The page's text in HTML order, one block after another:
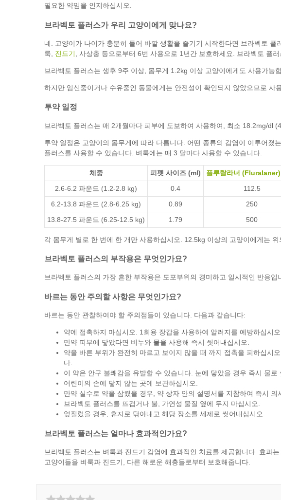
필요한 약임을 인지하십시오.
브라벡토 플러스가 우리 고양이에게 맞나요?
네. 고양이가 나이가 충분히 들어 바깥 생활을 즐기기 시작한다면 브라벡토
룩, 진드기 , 사상충 등으로부터 6번 사용으로 1년간 보호하세요. 브라벡토 플
브라벡토 플러스는 생후 9주 이상, 몸무게 1.2kg 이상 고양이에게도 사용가능
하지만 임신중이거나 수유중인 동물에게는 안전성이 확인되지 않았으므로 사
투약 일정
브라벡토 플러스는 매 2개월마다 피부에 도보하여 사용하여, 최소 18.2mg/
투약 일정은 고양이의 몸무게에 따라 다릅니다. 어떤 종류의 감염이 이루어
플러스를 사용할 수 있습니다. 벼룩에는 매 3 달마다 사용할 수 있습니다.
체중 피펫 사이즈 (ml) 플루랄라너 (Fluralaner)
2.6-6.2 파운드 (1.2-2.8 kg)
0.4 112.5
6.2-13.8 파운드 (2.8-6.25 kg)
0.89 250
13.8-27.5 파운드 (6.25-12.5 kg)
1.79 500
각 몸무게 별로 한 번에 한 개만 사용하십시오. 12.5kg 이상의 고양이에게는
브라벡토 플러스의 부작용은 무엇인가요?
브라벡토 플러스의 가장 흔한 부작용은 도포부위의 경미하고 일시적인 반응
바르는 동안 주의할 사항은 무엇인가요?
바르는 동안 관찰하여야 할 주의점들이 있습니다. 다음과 같습니다:
약에 접촉하지 마십시오. 1회용 장갑을 사용하여 알러지를 예방하십시
만약 피부에 닿았다면 비누와 물을 사용해 즉시 씻어내십시오.
약을 바른 부위가 완전히 마르고 보이지 않을 때 까지 접촉을 피하십시
다.
이 약은 안구 불쾌감을 유발할 수 있습니다. 눈에 닿았을 경우 즉시 물로
어린이의 손에 닿지 않는 곳에 보관하십시오.
만약 실수로 약을 삼켰을 경우, 약 상자 안의 설명서를 지참하여 즉시 의
브라벡토 플러스를 뜨겁거나 불, 가연성 물질 옆에 두지 마십시오.
엎질렀을 경우, 휴지로 닦아내고 해당 장소를 세제로 씻어내십시오.
브라벡토 플러스는 얼마나 효과적인가요?
브라벡토 플러스는 벼룩과 진드기 감염에 효과적인 치료를 제공합니다. 효과
고양이들을 벼룩과 진드기, 다른 해로운 해충들로부터 보호해줍니다.